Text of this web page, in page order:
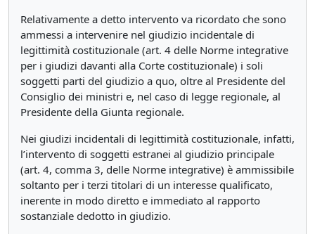
Relativamente a detto intervento va ricordato che sono
ammessi a intervenire nel giudizio incidentale di
legittimità costituzionale (art. 4 delle Norme integrative
per i giudizi davanti alla Corte costituzionale) i soli
soggetti parti del giudizio a quo, oltre al Presidente del
Consiglio dei ministri e, nel caso di legge regionale, al
Presidente della Giunta regionale.
Nei giudizi incidentali di legittimità costituzionale, infatti,
l’intervento di soggetti estranei al giudizio principale
(art. 4, comma 3, delle Norme integrative) è ammissibile
soltanto per i terzi titolari di un interesse qualificato,
inerente in modo diretto e immediato al rapporto
sostanziale dedotto in giudizio.